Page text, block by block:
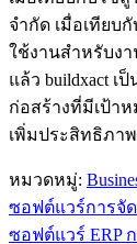
จำกัด เมื่อเทียบ
ใช้งานสำหรับง
แล้ว buildxact
ก่อสร้างที่มีเป้าห
เพิ่มประสิทธิภา
หมวดหมู่:
ซอฟต์แวร์การจั
ซอฟต์แวร์ ERP